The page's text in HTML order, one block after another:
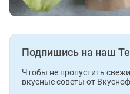
Подпишись на наш
Чтобы не пропустить
вкусные советы от